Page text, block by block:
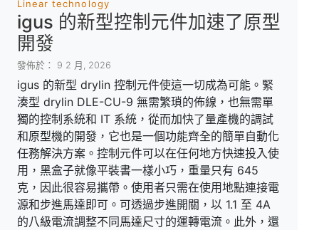
Linear technology
igus 的新型控制元件加速了原型
開發
發佈於： 9 2 月, 2026
igus 的新型 drylin 控制元件使這一切成為可能。緊
湊型 drylin DLE-CU-9 無需繁瑣的佈線，也無需單
獨的控制系統和 IT 系統，從而加快了量產機的調試
和原型機的開發，它也是一個功能齊全的簡單自動化
任務解決方案。控制元件可以在任何地方快速投入使
用，黑盒子就像平裝書一樣小巧，重量只有 645
克，因此很容易攜帶。使用者只需在使用地點連接電
源和步進馬達即可。可透過步進開關，以 1.1 至 4A
的八級電流調整不同馬達尺寸的運轉電流。此外，還